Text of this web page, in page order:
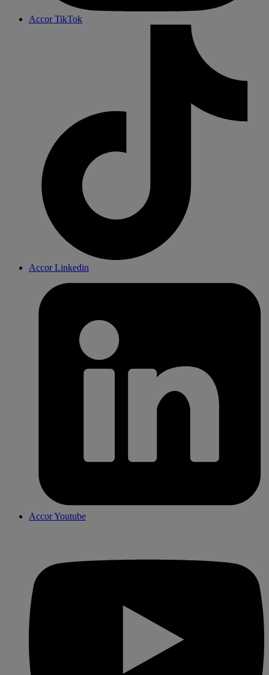
Accor TikTok
Accor Linkedin
Accor Youtube